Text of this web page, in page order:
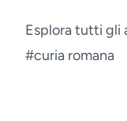
Esplora tutti gli
#curia romana